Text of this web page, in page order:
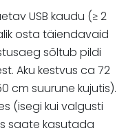
USB kaudu (≥ 2
osta täiendavaid
sõltub pildi
Aku kestvus ca 72
cm suurune kujutis).
(isegi kui valgusti
saate kasutada